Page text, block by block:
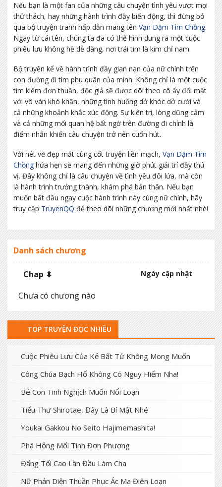
Nếu bạn là một fan của những câu chuyện tình yêu vượt mọi
thử thách, hay những hành trình đầy biến động, thì đừng bỏ
qua bộ truyện tranh hấp dẫn mang tên Vạn Dặm Tìm Chồng.
Ngay từ cái tên, chúng ta đã có thể hình dung ra một cuộc
phiêu lưu không hề dễ dàng, nơi trái tim là kim chỉ nam.
Bộ truyện kể về hành trình đầy gian nan của nữ chính trên
con đường đi tìm phu quân của mình. Không chỉ là một cuộc
tìm kiếm đơn thuần, độc giả sẽ được dõi theo cô ấy đối mặt
với vô vàn khó khăn, những tình huống dở khóc dở cười và
cả những khoảnh khắc xúc động. Sự kiên trì, lòng dũng cảm
và cả những mối quan hệ bất ngờ trên đường đi chính là
điểm nhấn khiến câu chuyện trở nên cuốn hút.
Với nét vẽ đẹp mắt cùng cốt truyện liền mạch, Vạn Dặm Tìm
Chồnghứa hẹn sẽ mang đến những giờ phút giải trí đầy thú
vị. Đây không chỉ là câu chuyện về tình yêu đôi lứa, mà còn
là hành trình trưởng thành, khám phá bản thân. Nếu bạn
muốn bắt đầu ngay cuộc hành trình này cùng nữ chính, hãy
truy cập TruyenQQ để theo dõi những chương mới nhất nhé!
Danh sách chương
Chap ⬍ Ngày cập nhật
Chưa có chương nào
TOP TRUYỆN ĐỌC NHIỀU
Cuộc Phiêu Lưu Của Kẻ Bất Tử Không Mong Muốn
Công Chúa Bạch Hổ Không Có Nguy Hiểm Nha!
Bé Con Tinh Nghịch Muốn Nổi Loạn
Tiểu Thư Shirotae, Đây Là Bí Mật Nhé
Youkai Gakkou No Seito Hajimemashita!
Phá Hỏng Mối Tình Đơn Phương
Đấng Tối Cao Lần Đầu Làm Cha
Nữ Phản Diện Thuần Phục Ác Ma Điên Loạn